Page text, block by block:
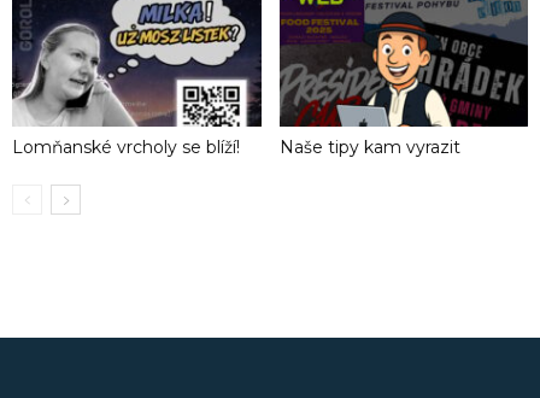
Lomňanské vrcholy se blíží! Naše tipy kam vyrazit